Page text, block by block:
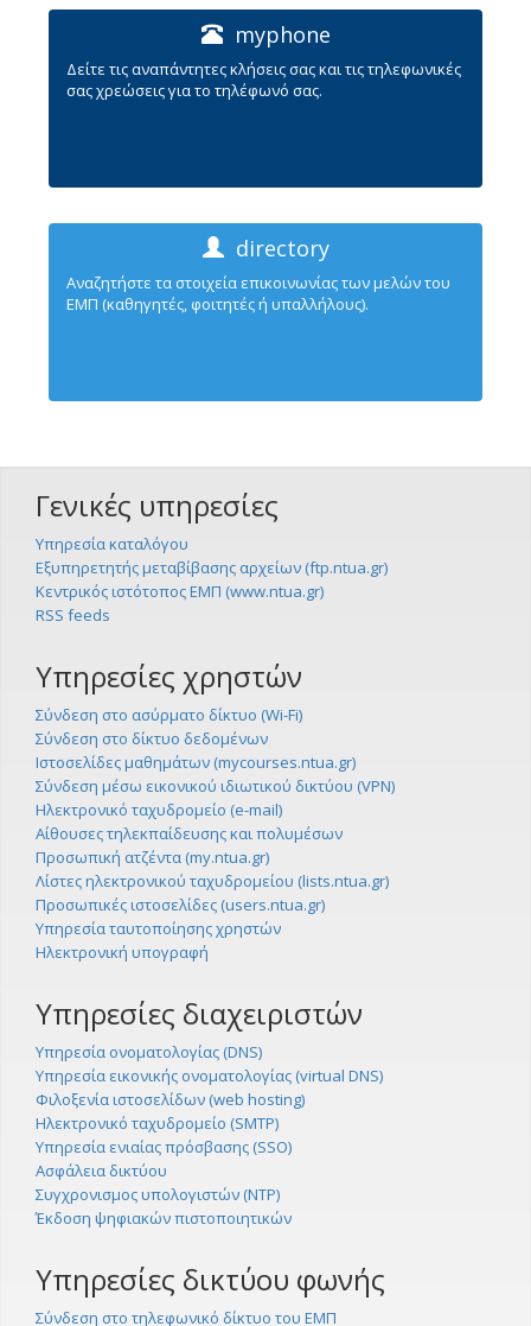
myphone
Δείτε τις αναπάντητες κλήσεις σας και τις τηλεφωνικές
σας χρεώσεις για το τηλέφωνό σας.
directory
Αναζητήστε τα στοιχεία επικοινωνίας των μελών του
ΕΜΠ (καθηγητές, φοιτητές ή υπαλλήλους).
Γενικές υπηρεσίες
Υπηρεσία καταλόγου
Εξυπηρετητής μεταβίβασης αρχείων (ftp.ntua.gr)
Κεντρικός ιστότοπος ΕΜΠ (www.ntua.gr)
RSS feeds
Υπηρεσίες χρηστών
Σύνδεση στο ασύρματο δίκτυο (Wi-Fi)
Σύνδεση στο δίκτυο δεδομένων
Ιστοσελίδες μαθημάτων (mycourses.ntua.gr)
Σύνδεση μέσω εικονικού ιδιωτικού δικτύου (VPN)
Ηλεκτρονικό ταχυδρομείο (e-mail)
Αίθουσες τηλεκπαίδευσης και πολυμέσων
Προσωπική ατζέντα (my.ntua.gr)
Λίστες ηλεκτρονικού ταχυδρομείου (lists.ntua.gr)
Προσωπικές ιστοσελίδες (users.ntua.gr)
Υπηρεσία ταυτοποίησης χρηστών
Ηλεκτρονική υπογραφή
Υπηρεσίες διαχειριστών
Υπηρεσία ονοματολογίας (DNS)
Υπηρεσία εικονικής ονοματολογίας (virtual DNS)
Φιλοξενία ιστοσελίδων (web hosting)
Ηλεκτρονικό ταχυδρομείο (SMTP)
Υπηρεσία ενιαίας πρόσβασης (SSO)
Ασφάλεια δικτύου
Συγχρονισμος υπολογιστών (NTP)
Έκδοση ψηφιακών πιστοποιητικών
Υπηρεσίες δικτύου φωνής
Σύνδεση στο τηλεφωνικό δίκτυο του ΕΜΠ